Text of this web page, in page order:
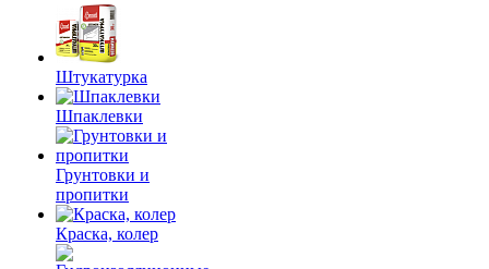
Штукатурка
Шпаклевки
Грунтовки и
пропитки
Краска, колер